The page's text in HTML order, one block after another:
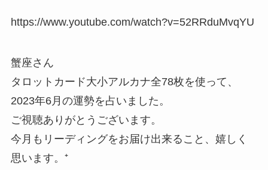
https://www.youtube.com/watch?v=52RRduMvqYU
蟹座さん
タロットカード大小アルカナ全78枚を使って、
2023年6月の運勢を占いました。
ご視聴ありがとうございます。
今月もリーディングをお届け出来ること、嬉しく
思います。⁺